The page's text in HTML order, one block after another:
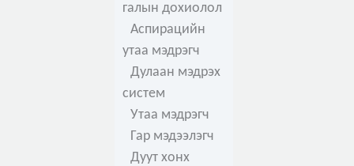
галын дохиолол
Аспирацийн
утаа мэдрэгч
Дулаан мэдрэх
систем
Утаа мэдрэгч
Гар мэдээлэгч
Дуут хонх